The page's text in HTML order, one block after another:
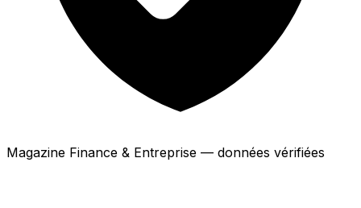
Magazine Finance & Entreprise — données vérifiées